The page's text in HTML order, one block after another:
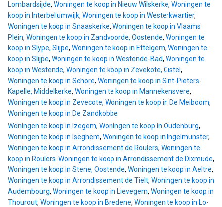
Lombardsijde, Woningen te koop in Nieuw Wilskerke, Woningen te
koop in Interbellumwijk, Woningen te koop in Westerkwartier,
Woningen te koop in Snaaskerke, Woningen te koop in Vlaams
Plein, Woningen te koop in Zandvoorde, Oostende, Woningen te
koop in Slype, Slijpe, Woningen te koop in Ettelgem, Woningen te
koop in Slijpe, Woningen te koop in Westende-Bad, Woningen te
koop in Westende, Woningen te koop in Zevekote, Gistel ,
Woningen te koop in Schore, Woningen te koop in Sint-Pieters-
Kapelle, Middelkerke, Woningen te koop in Mannekensvere,
Woningen te koop in Zevecote, Woningen te koop in De Meiboom,
Woningen te koop in De Zandkobbe
Woningen te koop in Izegem, Woningen te koop in Oudenburg,
Woningen te koop in Iseghem, Woningen te koop in Ingelmunster,
Woningen te koop in Arrondissement de Roulers, Woningen te
koop in Roulers, Woningen te koop in Arrondissement de Dixmude,
Woningen te koop in Stene, Oostende, Woningen te koop in Aeltre,
Woningen te koop in Arrondissement de Tielt, Woningen te koop in
Audembourg, Woningen te koop in Lievegem, Woningen te koop in
Thourout, Woningen te koop in Bredene, Woningen te koop in Lo-